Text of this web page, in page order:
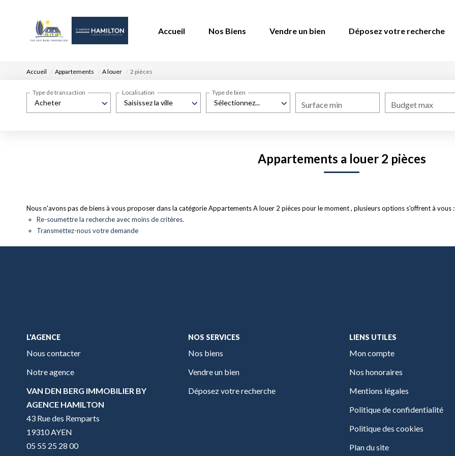
Accueil Nos Biens Vendre un bien Déposez votre recherche
Accueil Appartements A louer 2 pièces
Acheter
Type de transaction
Saisissez la ville
Localisation
Sélectionnez...
Type de bien
Surface min Budget max
Appartements a louer 2 pièces
Nous n'avons pas de biens à vous proposer dans la catégorie Appartements A louer 2 pièces pour le moment , plusieurs options s'offrent à vous :
Re-soumettre la recherche avec moins de critères.
Transmettez-nous votre demande
L'AGENCE
Nous contacter
Notre agence
VAN DEN BERG IMMOBILIER BY
AGENCE HAMILTON
43 Rue des Remparts
19310 AYEN
05 55 25 28 00
NOS SERVICES
Nos biens
Vendre un bien
Déposez votre recherche
LIENS UTILES
Mon compte
Nos honoraires
Mentions légales
Politique de confidentialité
Politique des cookies
Plan du site